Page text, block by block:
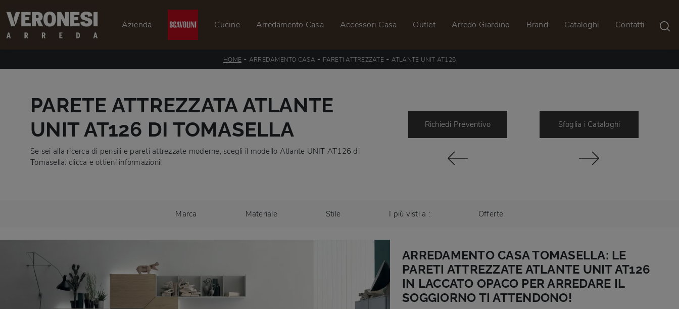
Azienda Cucine Arredamento Casa Accessori Casa Outlet Arredo Giardino Brand Cataloghi Contatti
HOME - ARREDAMENTO CASA - PARETI ATTREZZATE - ATLANTE UNIT AT126
PARETE ATTREZZATA ATLANTE
UNIT AT126 DI TOMASELLA
Se sei alla ricerca di pensili e pareti attrezzate moderne, scegli il modello Atlante UNIT AT126 di
Tomasella: clicca e ottieni informazioni!
Richiedi Preventivo Sfoglia i Cataloghi
Marca Materiale Stile I più visti a : Offerte
ARREDAMENTO CASA TOMASELLA: LE
PARETI ATTREZZATE ATLANTE UNIT AT126
IN LACCATO OPACO PER ARREDARE IL
SOGGIORNO TI ATTENDONO!